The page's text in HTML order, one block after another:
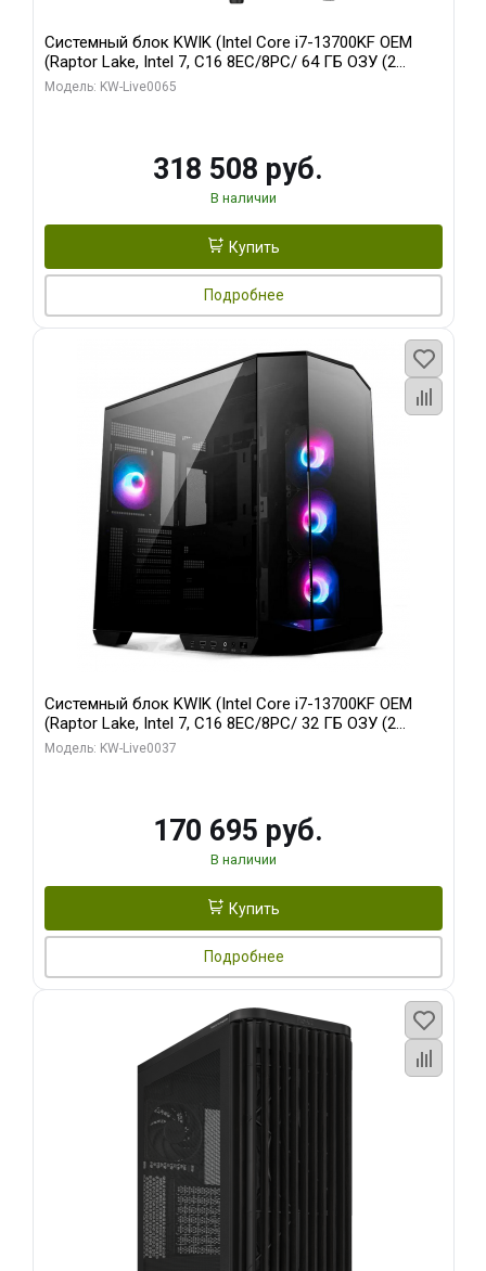
Системный блок KWIK (Intel Core i7-13700KF OEM
(Raptor Lake, Intel 7, C16 8EC/8PC/ 64 ГБ ОЗУ (2
модуля)/ ASUS RTX5080 PROART OC 16GB GDDR7
Модель: KW-Live0065
318 508 руб.
В наличии
Купить
Подробнее
Системный блок KWIK (Intel Core i7-13700KF OEM
(Raptor Lake, Intel 7, C16 8EC/8PC/ 32 ГБ ОЗУ (2
модуля)/ Gigabyte RTX5070 AERO OC 12GB GDDR7
Модель: KW-Live0037
170 695 руб.
В наличии
Купить
Подробнее